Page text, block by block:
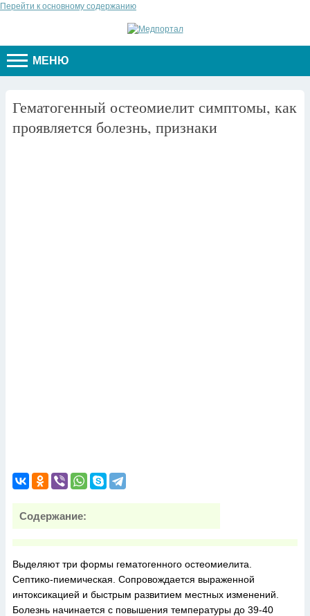
Перейти к основному содержанию
МЕНЮ
Гематогенный остеомиелит симптомы, как
проявляется болезнь, признаки
Содержание:
Выделяют три формы гематогенного остеомиелита.
Септико-пиемическая. Сопровождается выраженной
интоксикацией и быстрым развитием местных изменений.
Болезнь начинается с повышения температуры до 39-40